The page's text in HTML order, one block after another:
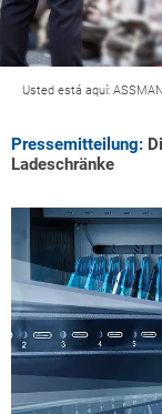
Usted está aquí:
Pressemitteilung:
Ladeschränke